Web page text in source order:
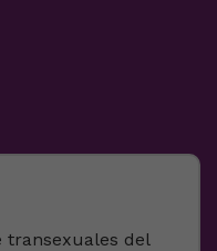
transexuales del